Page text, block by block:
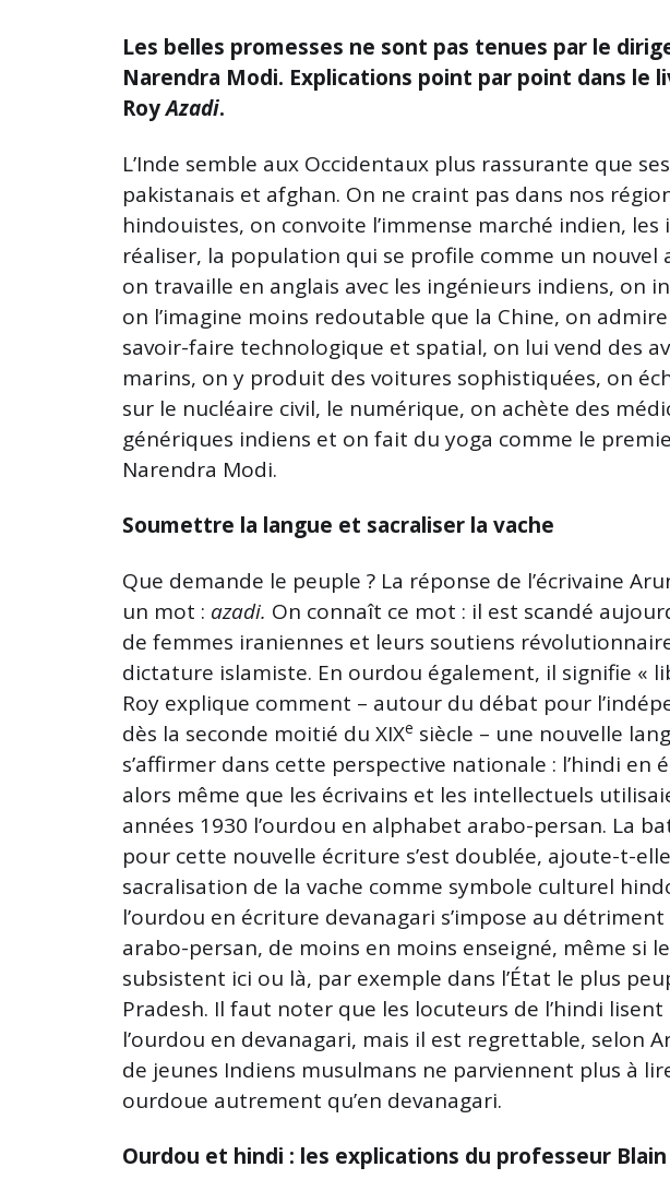
Les belles promesses ne sont pas tenues par le
Narendra Modi. Explications point par point dans le
RoyAzadi.
L’Inde semble aux Occidentaux plus rassurante que
pakistanais et afghan. On ne craint pas dans nos
hindouistes, on convoite l’immense marché indien,
réaliser, la population qui se profile comme un nouvel
on travaille en anglais avec les ingénieurs indiens, on
on l’imagine moins redoutable que la Chine, on
savoir-faire technologique et spatial, on lui vend des
marins, on y produit des voitures sophistiquées, on
sur le nucléaire civil, le numérique, on achète des
génériques indiens et on fait du yoga comme le
Narendra Modi.
Soumettre la langue et sacraliser la vache
Que demande le peuple ? La réponse de l’écrivaine
un mot : azadi. On connaît ce mot : il est scandé
de femmes iraniennes et leurs soutiens
dictature islamiste. En ourdou également, il signifie «
Roy explique comment – autour du débat pour
dès la seconde moitié du XIXe siècle – une nouvelle
s’affirmer dans cette perspective nationale : l’hindi en
alors même que les écrivains et les intellectuels
années 1930 l’ourdou en alphabet arabo-persan. La
pour cette nouvelle écriture s’est doublée, ajoute-t-
sacralisation de la vache comme symbole culturel
l’ourdou en écriture devanagari s’impose au détriment
arabo-persan, de moins en moins enseigné, même si
subsistent ici ou là, par exemple dans l’État le plus
Pradesh. Il faut noter que les locuteurs de l’hindi
l’ourdou en devanagari, mais il est regrettable, selon
de jeunes Indiens musulmans ne parviennent plus à
ourdoue autrement qu’en devanagari.
Ourdou et hindi : les explications du professeur